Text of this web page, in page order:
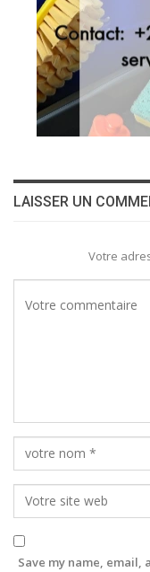
LAISSER UN
Votre
Save my name,